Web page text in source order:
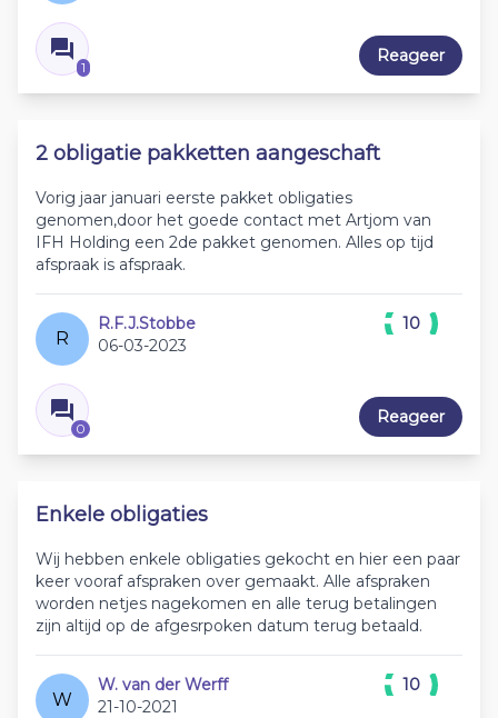
1
Reageer
2 obligatie pakketten aangeschaft
Vorig jaar januari eerste pakket obligaties
genomen,door het goede contact met Artjom van
IFH Holding een 2de pakket genomen. Alles op tijd
afspraak is afspraak.
R
R.F.J.Stobbe
06-03-2023
0
10
Reageer
Enkele obligaties
Wij hebben enkele obligaties gekocht en hier een paar
keer vooraf afspraken over gemaakt. Alle afspraken
worden netjes nagekomen en alle terug betalingen
zijn altijd op de afgesrpoken datum terug betaald.
W
W. van der Werff
21-10-2021
10